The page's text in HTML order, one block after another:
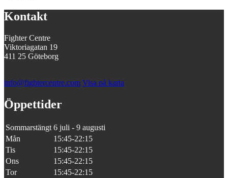
Kontakt
Fighter Centre
Viktoriagatan 19
411 25 Göteborg
info@fightercentre.com Visa på karta
Öppettider
Sommarstängt 6 juli - 9 augusti
Mån
15:45-22:15
Tis
15:45-22:15
Ons
15:45-22:15
Tor
15:45-22:15